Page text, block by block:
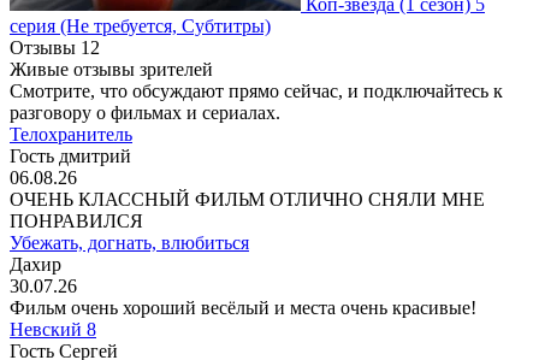
серия (Не требуется, Субтитры)
Отзывы 12
Живые отзывы зрителей
Смотрите, что обсуждают прямо сейчас, и подключайтесь к
разговору о фильмах и сериалах.
Телохранитель
Гость дмитрий
06.08.26
ОЧЕНЬ КЛАССНЫЙ ФИЛЬМ ОТЛИЧНО СНЯЛИ МНЕ
ПОНРАВИЛСЯ
Убежать, догнать, влюбиться
Дахир
30.07.26
Фильм очень хороший весёлый и места очень красивые!
Невский 8
Гость Сергей